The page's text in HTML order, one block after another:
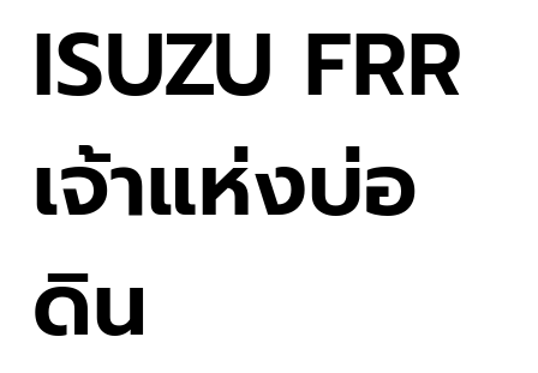
ISUZU FRR
เจ้าแห่งบ่อ
ดิน